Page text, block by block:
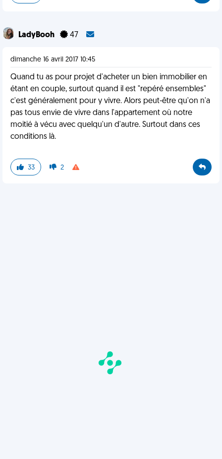
LadyBooh 47
dimanche 16 avril 2017 10:45
Quand tu as pour projet d'acheter un bien immobilier en
étant en couple, surtout quand il est "repéré ensembles"
c'est généralement pour y vivre. Alors peut-être qu'on n'a
pas tous envie de vivre dans l'appartement où notre
moitié à vécu avec quelqu'un d'autre. Surtout dans ces
conditions là.
33 2